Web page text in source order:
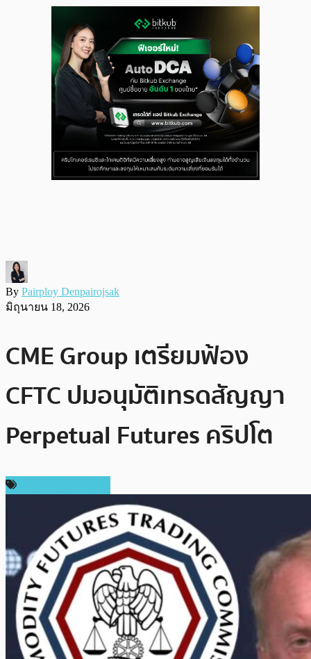
By Pairploy Denpairojsak
มิถุนายน 18, 2026
CME Group เตรียมฟ้อง
CFTC ปมอนุมัติเทรดสัญญา
Perpetual Futures คริปโต